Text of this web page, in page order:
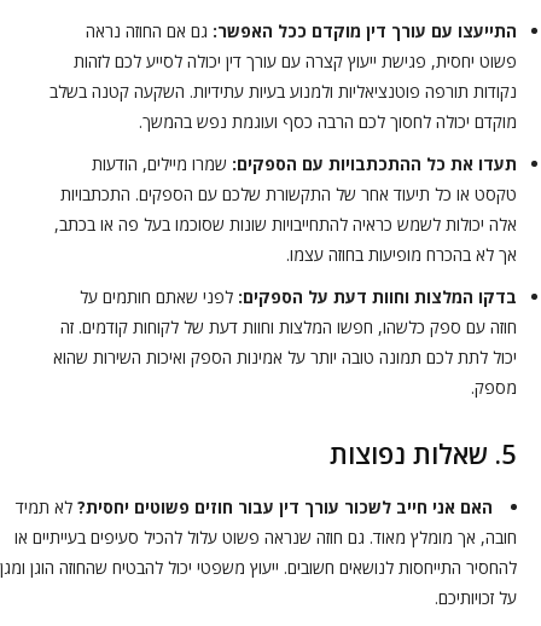
התייעצו עם עורך דין מוקדם ככל האפשר: גם אם החוזה נראה
פשוט יחסית, פגישת ייעוץ קצרה עם עורך דין יכולה לסייע לכם לזהות
נקודות תורפה פוטנציאליות ולמנוע בעיות עתידיות. השקעה קטנה בשלב
מוקדם יכולה לחסוך לכם הרבה כסף ועוגמת נפש בהמשך.
תעדו את כל ההתכתבויות עם הספקים: שמרו מיילים, הודעות
טקסט או כל תיעוד אחר של התקשורת שלכם עם הספקים. התכתבויות
אלה יכולות לשמש כראיה להתחייבויות שונות שסוכמו בעל פה או בכתב,
אך לא בהכרח מופיעות בחוזה עצמו.
בדקו המלצות וחוות דעת על הספקים: לפני שאתם חותמים על
חוזה עם ספק כלשהו, חפשו המלצות וחוות דעת של לקוחות קודמים. זה
יכול לתת לכם תמונה טובה יותר על אמינות הספק ואיכות השירות שהוא
מספק.
5. שאלות נפוצות
האם אני חייב לשכור עורך דין עבור חוזים פשוטים יחסית? לא תמיד
חובה, אך מומלץ מאוד. גם חוזה שנראה פשוט עלול להכיל סעיפים בעייתיים או
להחסיר התייחסות לנושאים חשובים. ייעוץ משפטי יכול להבטיח שהחוזה הוגן ומגן
על זכויותיכם.